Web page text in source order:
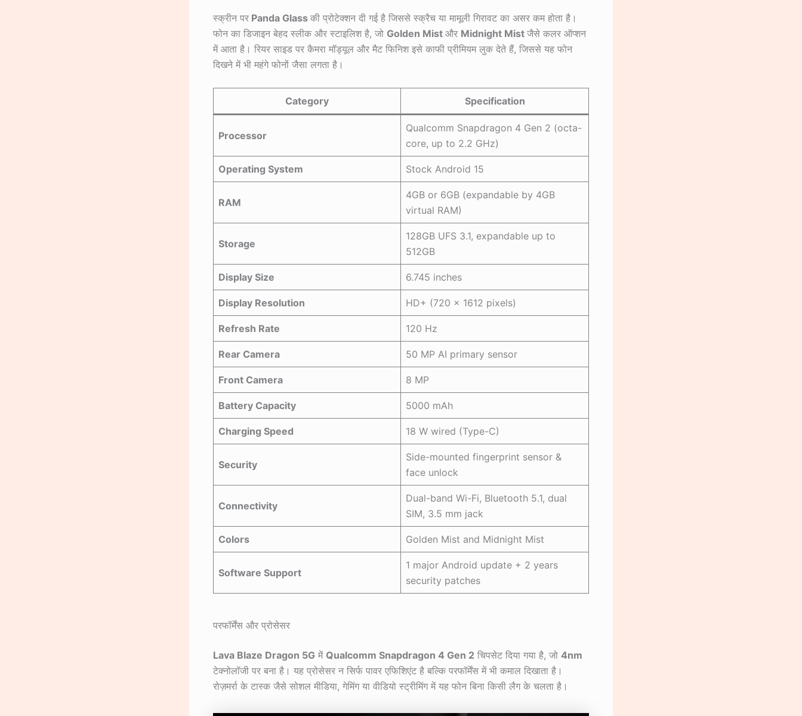
स्क्रीन पर Panda Glass की प्रोटेक्शन दी गई है जिससे स्क्रैच या मामूली गिरावट का असर कम होता है।
फोन का डिजाइन बेहद स्लीक और स्टाइलिश है, जो Golden Mist और Midnight Mist जैसे कलर ऑप्शन
में आता है। रियर साइड पर कैमरा मॉड्यूल और मैट फिनिश इसे काफी प्रीमियम लुक देते हैं, जिससे यह फोन
दिखने में भी महंगे फोनों जैसा लगता है।
Category Specification
Processor
Qualcomm Snapdragon 4 Gen 2 (octa-
core, up to 2.2 GHz)
Operating System Stock Android 15
RAM
4GB or 6GB (expandable by 4GB
virtual RAM)
Storage
128GB UFS 3.1, expandable up to
512GB
Display Size 6.745 inches
Display Resolution HD+ (720 × 1612 pixels)
Refresh Rate 120 Hz
Rear Camera 50 MP AI primary sensor
Front Camera 8 MP
Battery Capacity 5000 mAh
Charging Speed 18 W wired (Type-C)
Security
Side-mounted fingerprint sensor &
face unlock
Connectivity
Dual-band Wi-Fi, Bluetooth 5.1, dual
SIM, 3.5 mm jack
Colors Golden Mist and Midnight Mist
Software Support
1 major Android update + 2 years
security patches
परफॉर्मेंस और प्रोसेसर
Lava Blaze Dragon 5G में Qualcomm Snapdragon 4 Gen 2 चिपसेट दिया गया है, जो 4nm
टेक्नोलॉजी पर बना है। यह प्रोसेसर न सिर्फ पावर एफिशिएंट है बल्कि परफॉर्मेंस में भी कमाल दिखाता है।
रोज़मर्रा के टास्क जैसे सोशल मीडिया, गेमिंग या वीडियो स्ट्रीमिंग में यह फोन बिना किसी लैग के चलता है।